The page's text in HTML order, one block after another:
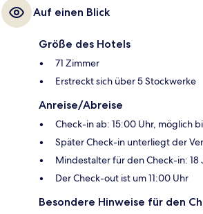
Auf einen Blick
Größe des Hotels
71 Zimmer
Erstreckt sich über 5 Stockwerke
Anreise/Abreise
Check-in ab: 15:00 Uhr, möglich
Später Check-in unterliegt der
Mindestalter für den Check-in: 18
Der Check-out ist um 11:00 Uhr
Besondere Hinweise für den